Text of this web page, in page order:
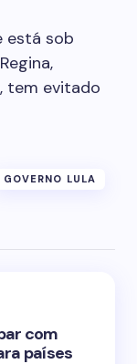
está sob
tem evitado
GOVERNO LULA
com
países